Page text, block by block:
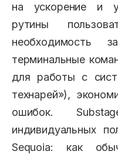
на ускорение и
рутины
необходимость
терминальные
для работы с
технарей»),
ошибок.
индивидуальных
Sequoia: как